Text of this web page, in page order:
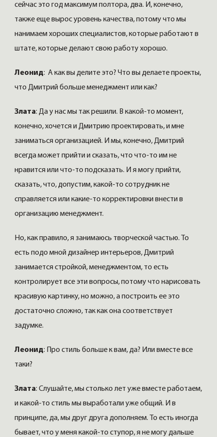
сейчас это год максимум полтора, два. И, конечно,
также еще вырос уровень качества, потому что мы
нанимаем хороших специалистов, которые работают в
штате, которые делают свою работу хорошо.
Леонид: А как вы делите это? Что вы делаете проекты,
что Дмитрий больше менеджмент или как?
Злата: Да у нас мы так решили. В какой-то момент,
конечно, хочется и Дмитрию проектировать, и мне
заниматься организацией. И мы, конечно, Дмитрий
всегда может прийти и сказать, что что-то им не
нравится или что-то подсказать. И я могу прийти,
сказать, что, допустим, какой-то сотрудник не
справляется или какие-то корректировки внести в
организацию менеджмент.
Но, как правило, я занимаюсь творческой частью. То
есть подо мной дизайнер интерьеров, Дмитрий
занимается стройкой, менеджментом, то есть
контролирует все эти вопросы, потому что нарисовать
красивую картинку, но можно, а построить ее это
достаточно сложно, так как она соответствует
задумке.
Леонид: Про стиль больше к вам, да? Или вместе все
таки?
Злата: Слушайте, мы столько лет уже вместе работаем,
и какой-то стиль мы выработали уже общий. И в
принципе, да, мы друг друга дополняем. То есть иногда
бывает, что у меня какой-то ступор, я не могу дальше